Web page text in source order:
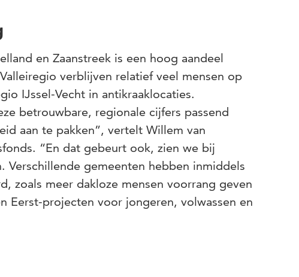
en Zaanstreek is een hoog aandeel
verblijven relatief veel mensen op
IJssel-Vecht in antikraaklocaties.
betrouwbare, regionale cijfers passend
aan te pakken”, vertelt Willem van
“En dat gebeurt ook, zien we bij
Verschillende gemeenten hebben inmiddels
zoals meer dakloze mensen voorrang geven
Eerst-projecten voor jongeren, volwassen en